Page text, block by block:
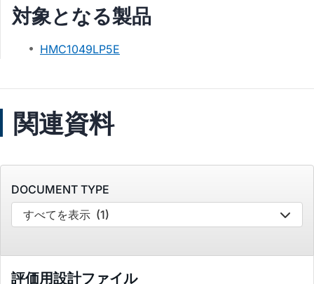
対象となる製品
HMC1049LP5E
関連資料
DOCUMENT TYPE
すべてを表示 (1)
評価用設計ファイル